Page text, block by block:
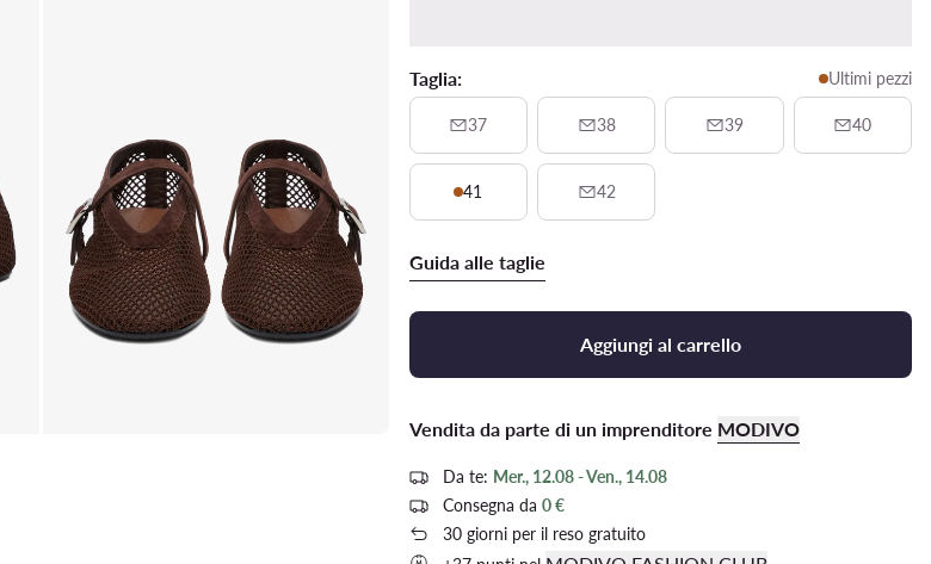
Taglia: Ultimi pezzi
37 38 39 40
41 42
Guida alle taglie
Aggiungi al carrello
Vendita da parte di un imprenditore MODIVO
Da te: Mer., 12.08 - Ven., 14.08
Consegna da 0 €
30 giorni per il reso gratuito